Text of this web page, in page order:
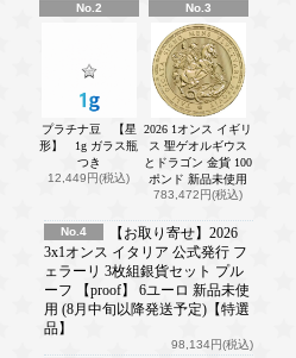
No.2
プラチナ豆 【星
形】 1g ガラス瓶
つき
12,449円(税込)
No.3
2026 1オンス イギリ
ス 聖ゲオルギウス
とドラゴン 金貨 100
ポンド 新品未使用
783,472円(税込)
No.4
【お取り寄せ】2026
3x1オンス イタリア 公式発行 フ
ェラーリ 3枚組銀貨セット プル
ーフ 【proof】 6ユーロ 新品未使
用 (8月中旬以降発送予定)【特選
品】
98,134円(税込)